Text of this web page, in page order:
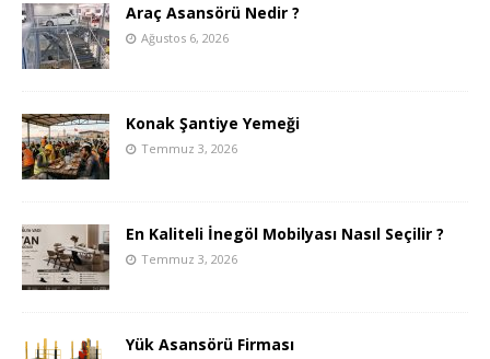
Araç Asansörü Nedir ?
Ağustos 6, 2026
Konak Şantiye Yemeği
Temmuz 3, 2026
En Kaliteli İnegöl Mobilyası Nasıl Seçilir ?
Temmuz 3, 2026
Yük Asansörü Firması